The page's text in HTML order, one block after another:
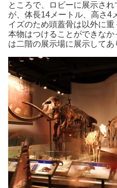
ところで、ロビーに展示さ
が、体長14メートル、高さ4
イズのため頭蓋骨は以外に重
本物はつけることができな
は二階の展示場に展示してあ